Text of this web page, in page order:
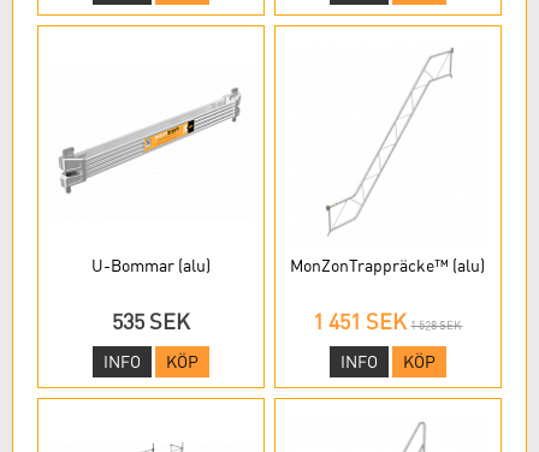
U-Bommar (alu)
535 SEK
INFO KÖP
MonZonTrappräcke™ (alu)
1 451 SEK 1 528 SEK
INFO KÖP